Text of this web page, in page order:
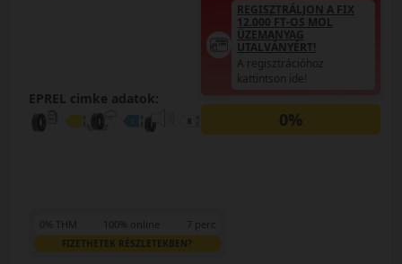
EPREL cimke adatok:
REGISZTRÁLJON A FIX
12.000 FT-OS MOL
ÜZEMANYAG
UTALVÁNYÉRT!
A regisztrációhoz
kattintson ide!
0%
0% THM 100% online 7 perc
FIZETHETEK RÉSZLETEKBEN?